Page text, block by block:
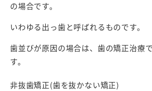
の場合です。
いわゆる出っ歯と呼ばれるものです。
歯並びが原因の場合は、歯の矯正治療
す。
非抜歯矯正(歯を抜かない矯正)